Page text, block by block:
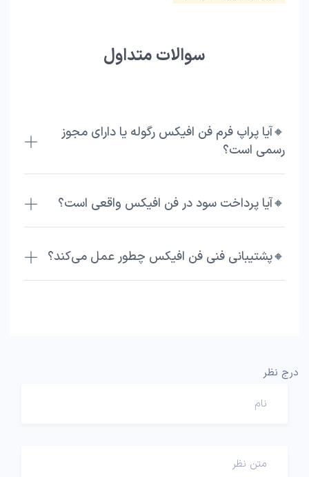
سوالات متداول
🔸آیا پراپ فرم فن افیکس رگوله یا دارای مجوز
رسمی است؟
🔸آیا پرداخت سود در فن افیکس واقعی است؟
🔸پشتیبانی فنی فن افیکس چطور عمل می‌کند؟
درج نظر